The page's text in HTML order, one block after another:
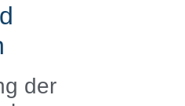
der